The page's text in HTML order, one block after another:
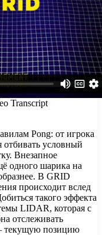
Pong: от игрока
отбивать условный
Внезапное
одного шарика на
В GRID
происходит вслед
такого эффекта
LIDAR, которая с
отслеживать
текущую позицию